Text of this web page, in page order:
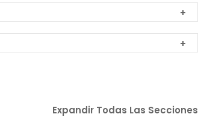
Expandir Todas Las Secciones